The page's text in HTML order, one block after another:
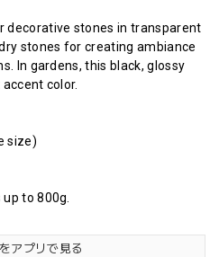
decorative stones in transparent
stones for creating ambiance
In gardens, this black, glossy
color.
size)
to 800g.
アプリで見る